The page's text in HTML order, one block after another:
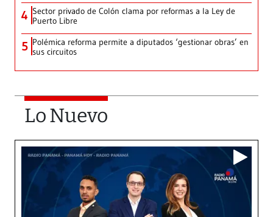
4 Sector privado de Colón clama por reformas a la Ley de
Puerto Libre
5 Polémica reforma permite a diputados ‘gestionar obras’ en
sus circuitos
Lo Nuevo